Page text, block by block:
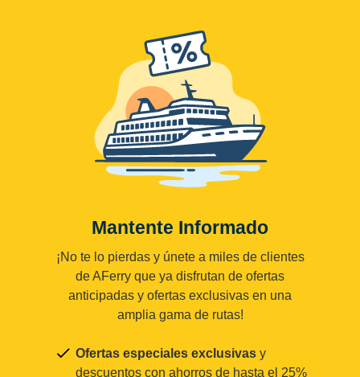
Mantente Informado
¡No te lo pierdas y únete a miles de clientes
de AFerry que ya disfrutan de ofertas
anticipadas y ofertas exclusivas en una
amplia gama de rutas!
Ofertas especiales exclusivas y
descuentos con ahorros de hasta el 25%